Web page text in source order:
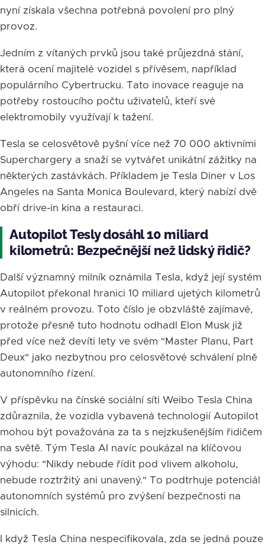
nyní získala všechna potřebná povolení pro plný
provoz.
Jedním z vítaných prvků jsou také průjezdná stání,
která ocení majitelé vozidel s přívěsem, například
populárního Cybertrucku. Tato inovace reaguje na
potřeby rostoucího počtu uživatelů, kteří své
elektromobily využívají k tažení.
Tesla se celosvětově pyšní více než 70 000 aktivními
Superchargery a snaží se vytvářet unikátní zážitky na
některých zastávkách. Příkladem je Tesla Diner v Los
Angeles na Santa Monica Boulevard, který nabízí dvě
obří drive-in kina a restauraci.
Autopilot Tesly dosáhl 10 miliard
kilometrů: Bezpečnější než lidský řidič?
Další významný milník oznámila Tesla, když její systém
Autopilot překonal hranici 10 miliard ujetých kilometrů
v reálném provozu. Toto číslo je obzvláště zajímavé,
protože přesně tuto hodnotu odhadl Elon Musk již
před více než devíti lety ve svém "Master Planu, Part
Deux" jako nezbytnou pro celosvětové schválení plně
autonomního řízení.
V příspěvku na čínské sociální síti Weibo Tesla China
zdůraznila, že vozidla vybavená technologií Autopilot
mohou být považována za ta s nejzkušenějším řidičem
na světě. Tým Tesla AI navíc poukázal na klíčovou
výhodu: "Nikdy nebude řídit pod vlivem alkoholu,
nebude roztržitý ani unavený." To podtrhuje potenciál
autonomních systémů pro zvýšení bezpečnosti na
silnicích.
I když Tesla China nespecifikovala, zda se jedná pouze